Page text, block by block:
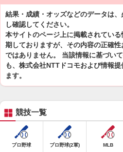
結果・成績・オッズなどのデータは
し確認してください。
本サイトのページ上に掲載されてい
期しておりますが、その内容の正確
ではありません。 当該情報に基づい
も、株式会社NTTドコモおよび情報
ます。
競技一覧
プロ野球 プロ野球(2軍) MLB